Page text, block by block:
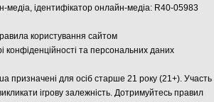
медіа, ідентифікатор онлайн-медіа: R40-05983
користування сайтом
конфіденційності та персональних даних
призначені для осіб старше 21 року (21+). Участь
ігрову залежність. Дотримуйтесь правил